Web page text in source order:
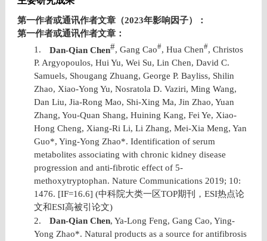
第一作者或通讯作者文章（2023年影响因子）：
第一作者或通讯作者文章：
1.
Dan-Qian Chen#, Gang Cao#, Hua Chen#, Christos
P. Argyopoulos, Hui Yu, Wei Su, Lin Chen, David C.
Samuels, Shougang Zhuang, George P. Bayliss, Shilin
Zhao, Xiao-Yong Yu, Nosratola D. Vaziri, Ming Wang,
Dan Liu, Jia-Rong Mao, Shi-Xing Ma, Jin Zhao, Yuan
Zhang, You-Quan Shang, Huining Kang, Fei Ye, Xiao-
Hong Cheng, Xiang-Ri Li, Li Zhang, Mei-Xia Meng, Yan
Guo*, Ying-Yong Zhao*. Identification of serum
metabolites associating with chronic kidney disease
progression and anti-fibrotic effect of 5-
methoxytryptophan. Nature Communications 2019; 10:
1476. [IF=16.6] (中科院大类一区TOP期刊， ESI热点论
文和ESI高被引论文)
2.
Dan-Qian Chen, Ya-Long Feng, Gang Cao, Ying-
Yong Zhao*. Natural products as a source for antifibrosis